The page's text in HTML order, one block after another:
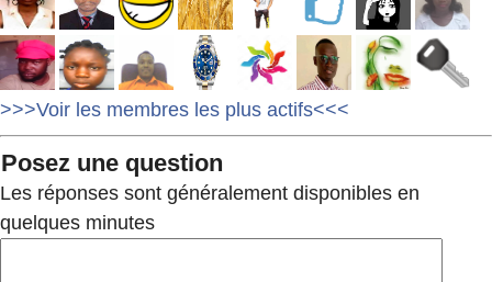
>>>Voir les membres les plus actifs<<<
Posez une question
Les réponses sont généralement disponibles en
quelques minutes